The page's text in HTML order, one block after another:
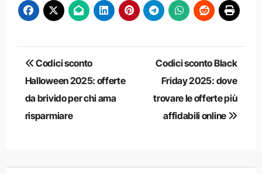
Navigazione
articoli
Codici sconto
Halloween 2025: offerte
da brivido per chi ama
risparmiare
Codici sconto Black
Friday 2025: dove
trovare le offerte più
affidabili online